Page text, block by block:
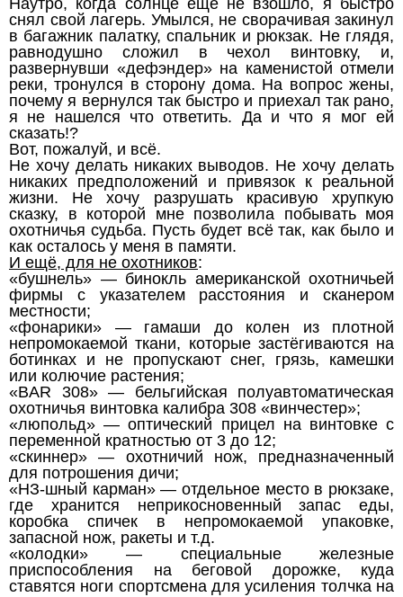
Наутро, когда солнце ещё не взошло, я быстро
снял свой лагерь. Умылся, не сворачивая закинул
в багажник палатку, спальник и рюкзак. Не глядя,
равнодушно сложил в чехол винтовку, и,
развернувши «дефэндер» на каменистой отмели
реки, тронулся в сторону дома. На вопрос жены,
почему я вернулся так быстро и приехал так рано,
я не нашелся что ответить. Да и что я мог ей
сказать!?
Вот, пожалуй, и всё.
Не хочу делать никаких выводов. Не хочу делать
никаких предположений и привязок к реальной
жизни. Не хочу разрушать красивую хрупкую
сказку, в которой мне позволила побывать моя
охотничья судьба. Пусть будет всё так, как было и
как осталось у меня в памяти.
И ещё, для не охотников:
«бушнель» — бинокль американской охотничьей
фирмы с указателем расстояния и сканером
местности;
«фонарики» — гамаши до колен из плотной
непромокаемой ткани, которые застёгиваются на
ботинках и не пропускают снег, грязь, камешки
или колючие растения;
«BAR 308» — бельгийская полуавтоматическая
охотничья винтовка калибра 308 «винчестер»;
«люпольд» — оптический прицел на винтовке с
переменной кратностью от 3 до 12;
«скиннер» — охотничий нож, предназначенный
для потрошения дичи;
«НЗ-шный карман» — отдельное место в рюкзаке,
где хранится неприкосновенный запас еды,
коробка спичек в непромокаемой упаковке,
запасной нож, ракеты и т.д.
«колодки» — специальные железные
приспособления на беговой дорожке, куда
ставятся ноги спортсмена для усиления толчка на